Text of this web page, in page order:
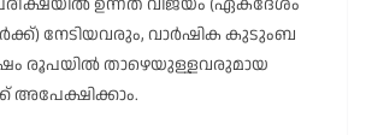
നേടിയവരും, വാർഷിക കുടുംബ
രൂപയിൽ താഴെയുള്ളവരുമായ
അപേക്ഷിക്കാം.